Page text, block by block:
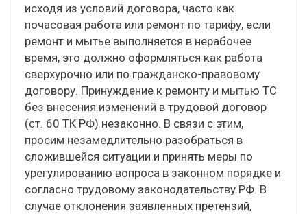
исходя из условий договора, часто как
почасовая работа или ремонт по тарифу, если
ремонт и мытье выполняется в нерабочее
время, это должно оформляться как работа
сверхурочно или по гражданско-правовому
договору. Принуждение к ремонту и мытью ТС
без внесения изменений в трудовой договор
(ст. 60 ТК РФ) незаконно. В связи с этим,
просим незамедлительно разобраться в
сложившейся ситуации и принять меры по
урегулированию вопроса в законном порядке и
согласно трудовому законодательству РФ. В
случае отклонения заявленных претензий,